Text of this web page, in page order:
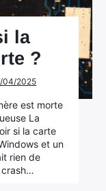
la
?
04/2025
est morte
La
si la carte
et un
rien de
crash…